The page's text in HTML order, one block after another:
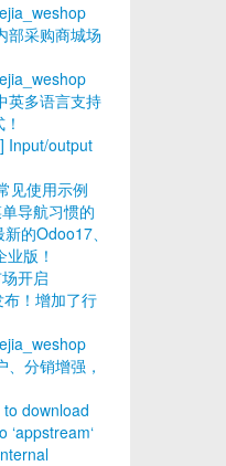
部采购商城场
英多语言支持
Input/output
见使用示例
导航习惯的
的Odoo17、
版！
开启
！增加了行
分销增强，
download
‘appstream‘